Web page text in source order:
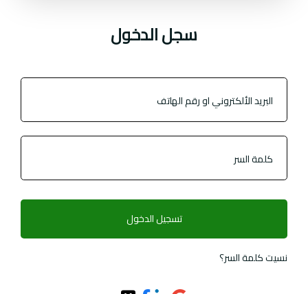
سجل الدخول
تسجيل الدخول
نسيت كلمة السر؟